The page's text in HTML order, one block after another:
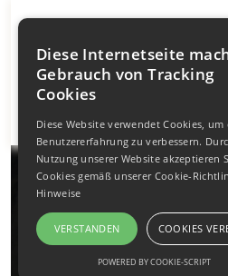
WALTRAUT
KUNST UND LYRIK
F. NIETZSCHE
Diese Internetseite
Gebrauch von Tracking
Cookies
Diese Website verwendet Cookies, um
Benutzererfahrung zu verbessern.
Nutzung unserer Website akzeptieren
Cookies gemäß unserer Cookie-
Hinweise
VERSTANDEN COOKIES
POWERED BY COOKIE-SCRIPT